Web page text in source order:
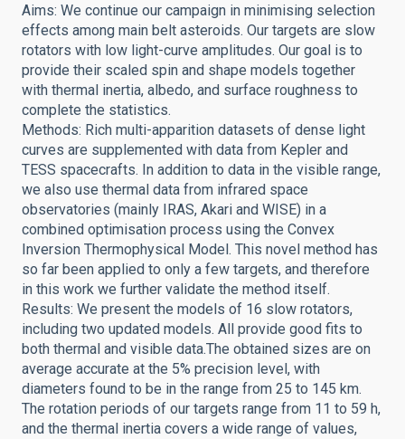
Aims: We continue our campaign in minimising selection
effects among main belt asteroids. Our targets are slow
rotators with low light-curve amplitudes. Our goal is to
provide their scaled spin and shape models together
with thermal inertia, albedo, and surface roughness to
complete the statistics.
Methods: Rich multi-apparition datasets of dense light
curves are supplemented with data from Kepler and
TESS spacecrafts. In addition to data in the visible range,
we also use thermal data from infrared space
observatories (mainly IRAS, Akari and WISE) in a
combined optimisation process using the Convex
Inversion Thermophysical Model. This novel method has
so far been applied to only a few targets, and therefore
in this work we further validate the method itself.
Results: We present the models of 16 slow rotators,
including two updated models. All provide good fits to
both thermal and visible data.The obtained sizes are on
average accurate at the 5% precision level, with
diameters found to be in the range from 25 to 145 km.
The rotation periods of our targets range from 11 to 59 h,
and the thermal inertia covers a wide range of values,